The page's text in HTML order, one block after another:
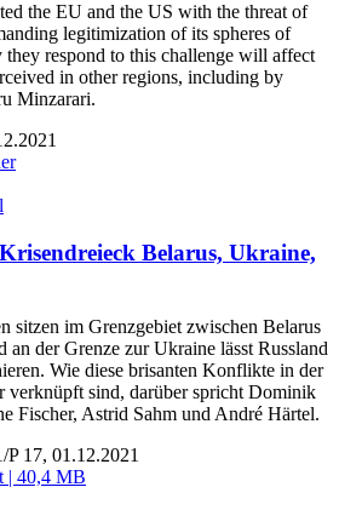
the EU and the US with the threat of
legitimization of its spheres of
respond to this challenge will affect
in other regions, including by
Minzarari.
Belarus, Ukraine,
sitzen im Grenzgebiet zwischen Belarus
an der Grenze zur Ukraine lässt Russland
Wie diese brisanten Konflikte in der
verknüpft sind, darüber spricht Dominik
Fischer, Astrid Sahm und André Härtel.
P 17, 01.12.2021
| 40,4 MB